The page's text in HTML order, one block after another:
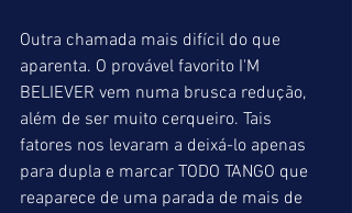
Outra chamada mais difícil do que
aparenta. O provável favorito I'M
BELIEVER vem numa brusca redução,
além de ser muito cerqueiro. Tais
fatores nos levaram a deixá-lo apenas
para dupla e marcar TODO TANGO que
reaparece de uma parada de mais de